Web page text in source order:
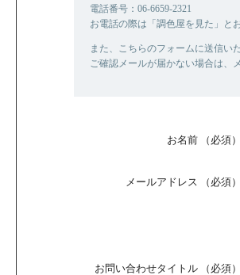
電話番号：06-6659-2321
お電話の際は「調色屋を見た」と
また、こちらのフォームに送信い
ご確認メールが届かない場合は、
お名前 （必須）
メールアドレス （必須）
お問い合わせタイトル （必須）